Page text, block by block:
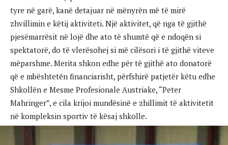
tyre në garë, kanë detajuar në mënyrën më të mirë
zhvillimin e këtij aktiviteti. Një aktivitet, që nga të gjithë
pjesëmarrësit në lojë dhe ato të shumtë që e ndoqën si
spektatorë, do të vlerësohej si më cilësori i të gjithë viteve
mëparshme. Merita shkon edhe për të gjithë ato donatorë
që e mbështetën financiarisht, përfshirë patjetër këtu edhe
Shkollën e Mesme Profesionale Austriake, “Peter
Mahringer”, e cila krijoi mundësinë e zhillimit të aktivitetit
në kompleksin sportiv të kësaj shkolle.